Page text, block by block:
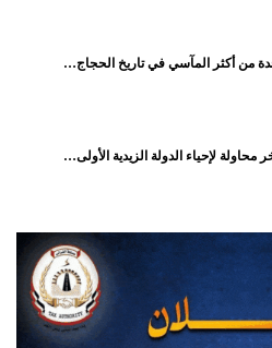
من أكثر المآسي في تاريخ الحجاج…
محاولة لإحياء الدولة الزيدية الأولى…